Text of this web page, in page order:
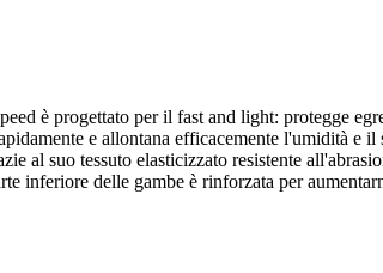
è progettato per il fast and light: protegge
e allontana efficacemente l'umidità e
al suo tessuto elasticizzato resistente
inferiore delle gambe è rinforzata per